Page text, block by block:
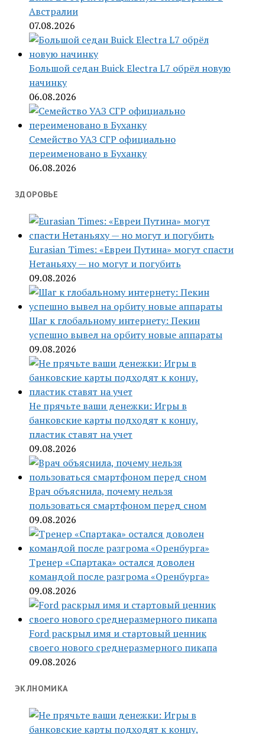
Австралии
07.08.2026
Большой седан Buick Electra L7 обрёл новую
начинку
06.08.2026
Семейство УАЗ СГР официально
переименовано в Буханку
06.08.2026
ЗДОРОВЬЕ
Eurasian Times: «Евреи Путина» могут спасти
Нетаньяху — но могут и погубить
09.08.2026
Шаг к глобальному интернету: Пекин
успешно вывел на орбиту новые аппараты
09.08.2026
Не прячьте ваши денежки: Игры в
банковские карты подходят к концу,
пластик ставят на учет
09.08.2026
Врач объяснила, почему нельзя
пользоваться смартфоном перед сном
09.08.2026
Тренер «Спартака» остался доволен
командой после разгрома «Оренбурга»
09.08.2026
Ford раскрыл имя и стартовый ценник
своего нового среднеразмерного пикапа
09.08.2026
ЭКЛНОМИКА